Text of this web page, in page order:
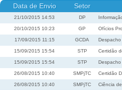
Data de Envio Setor
21/10/2015 14:53 DP
20/10/2015 10:23 GP Ofícios
17/09/2015 11:15 GCDA Despacho
15/09/2015 15:54 STP Certidão
15/09/2015 15:54 STP Despacho
26/08/2015 10:40 SMPjTC Certidão
26/08/2015 10:40 SMPjTC Ciência